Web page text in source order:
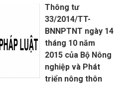
Thông tư
33/2014/TT-
BNNPTNT ngày 14
tháng 10 năm
2015 của Bộ Nông
nghiệp và Phát
triển nông thôn